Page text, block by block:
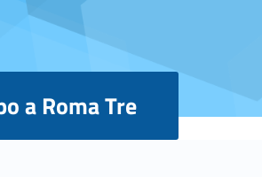
a Roma Tre